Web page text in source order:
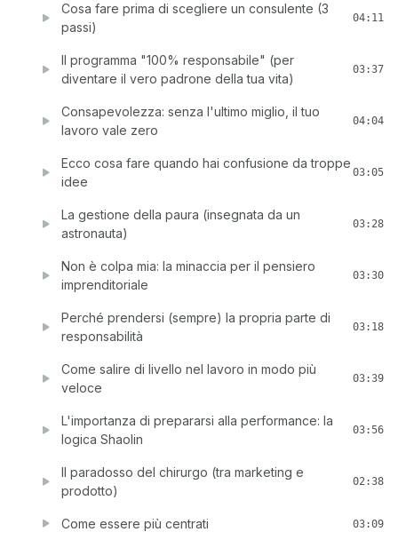
Cosa fare prima di scegliere un consulente (3
passi)
04:11
Il programma "100% responsabile" (per
diventare il vero padrone della tua vita)
03:37
Consapevolezza: senza l'ultimo miglio, il tuo
lavoro vale zero
04:04
Ecco cosa fare quando hai confusione da troppe
idee
03:05
La gestione della paura (insegnata da un
astronauta)
03:28
Non è colpa mia: la minaccia per il pensiero
imprenditoriale
03:30
Perché prendersi (sempre) la propria parte di
responsabilità
03:18
Come salire di livello nel lavoro in modo più
veloce
03:39
L'importanza di prepararsi alla performance: la
logica Shaolin
03:56
Il paradosso del chirurgo (tra marketing e
prodotto)
02:38
Come essere più centrati 03:09